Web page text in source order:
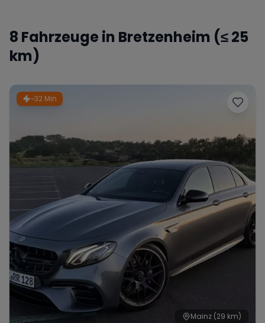
Jaguar
Chevrolet
Bentley Rolls Royce
Wann
Zeitraum wählen
8 Fahrzeuge in Bretzenheim (≤ 25
km)
~32 Min
Mainz (29 km)